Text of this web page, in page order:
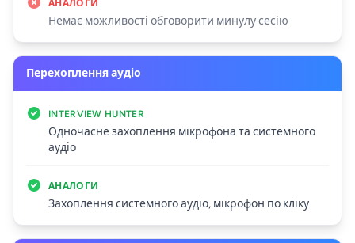
АНАЛОГИ
Немає можливості обговорити минулу сесію
Перехоплення аудіо
INTERVIEW HUNTER
Одночасне захоплення мікрофона та системного
аудіо
АНАЛОГИ
Захоплення системного аудіо, мікрофон по кліку